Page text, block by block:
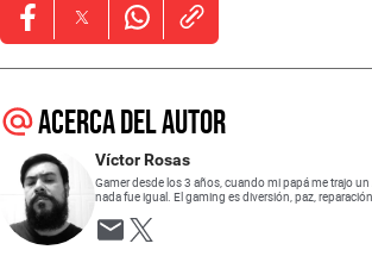
Opens in new window
Opens in new window
Opens in new window
Acerca del autor
Víctor Rosas
Gamer desde los 3 años, cuando mi papá me trajo
nada fue igual. El gaming es diversión, paz,
Opens in new window